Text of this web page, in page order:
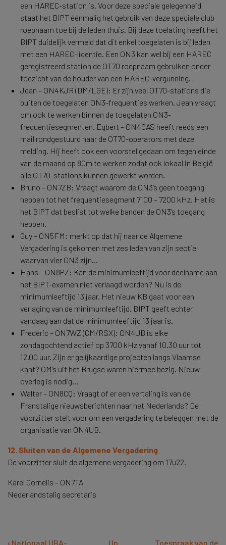
een HAREC-station is. Voor deze speciale gelegenheid
staat het BIPT éénmalig het gebruik van deze speciale club
roepnaam toe bij de leden thuis. Bij deze toelating heeft het
BIPT duidelijk vermeld dat dit enkel toegelaten is bij leden
met een HAREC-licentie. Een ON3 kan wel bij een HAREC
geregistreerd station de OT70 roepnaam gebruiken onder
toezicht van de houder van een HAREC-vergunning.
Jean – ON4KJR (DM/LGE): Er zijn veel OT70-stations die
buiten de toegelaten ON3-frequenties werken. Jean vraagt
om ook te werken binnen de toegelaten ON3-
frequentiesegmenten. Egbert – ON4CAS heeft reeds een
mail rondgestuurd naar de OT70-operators met deze
melding. Hij heeft ook een voorstel gedaan om tegen einde
van de maand op 80m te werken zodat ook lokaal in België
alle OT70-stations kunnen gewerkt worden.
Bruno – ON7ZB: Vraagt waarom de ON3’s geen toegang
hebben tot het frequentiesegment 7100 – 7200 kHz. Het is
het BIPT dat beslist tot welke banden de ON3’s toegang
hebben.
Guy – ON5FM: merkt op dat hij naar de Algemene
Vergadering is gekomen met zes leden van zijn sectie
waarvan vier ON3 zijn...
Hans – ON8PZ: Kan de minimumleeftijd voor deelname aan
het BIPT-examen niet verlaagd worden? Nu is de
minimumleeftijd 13 jaar. Het nieuw KB gaat voor een
verlaging van de minimumleeftijd. BIPT geeft echter
vandaag aan dat de minimumleeftijd 13 jaar is.
Frédéric – ON7WZ (CM/RSX): ON4UB is elke
zondagochtend actief op 3700 kHz vanaf 10.30 uur tot
12.00 uur. Zijn er gelijkaardige projecten langs Vlaamse
kant? OM’s uit het Brugse waren hiermee bezig. Nieuw
overleg is nodig...
Walter – ON8CQ: Vraagt of er een vertaling is van de
Franstalige nieuwsberichten naar het Nederlands? De
voorzitter stelt voor om een vergadering te beleggen met de
organisatie van ON4UB.
12. Sluiten van de Algemene Vergadering
De voorzitter sluit de algemene vergadering om 17u22.
Karel Cornelis – ON7TA
Nederlandstalig secretaris
‹ Nationaal UBA- Up Toespraak van de